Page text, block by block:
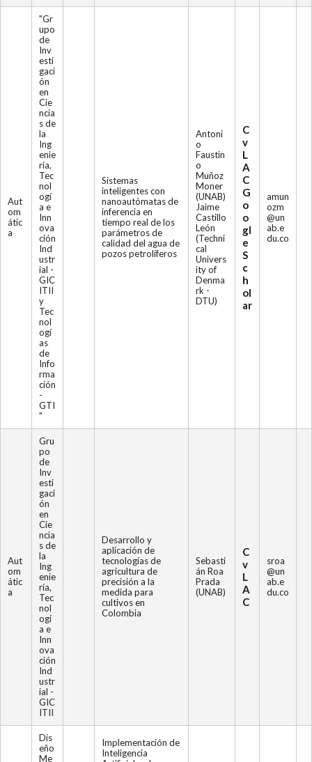
Aut
om
átic
a
"Gr
upo
de
Inv
esti
gaci
ón
en
Cie
ncia
s de
la
Ing
enie
ría,
Tec
nol
ogí
a e
Inn
ova
ción
Ind
ustr
ial -
GIC
ITII
y
Tec
nol
ogí
as
de
Info
rma
ción
-
GTI
"
Sistemas
inteligentes con
nanoautómatas de
inferencia en
tiempo real de los
parámetros de
calidad del agua de
pozos petrolíferos
Antoni
o
Faustin
o
Muñoz
Moner
(UNAB)
Jaime
Castillo
León
(Techni
cal
Univers
ity of
Denma
rk -
DTU)
C
v
L
A
C
G
o
o
gl
e
S
c
h
ol
ar
amun
ozm
@un
ab.e
du.co
Aut
om
átic
a
Gru
po
de
Inv
esti
gaci
ón
en
Cie
ncia
s de
la
Ing
enie
ría,
Tec
nol
ogí
a e
Inn
ova
ción
Ind
ustr
ial -
GIC
ITII
Desarrollo y
aplicación de
tecnologías de
agricultura de
precisión a la
medida para
cultivos en
Colombia
Sebasti
án Roa
Prada
(UNAB)
C
v
L
A
C
sroa
@un
ab.e
du.co
Dis
eño
Me
Implementación de
Inteligencia